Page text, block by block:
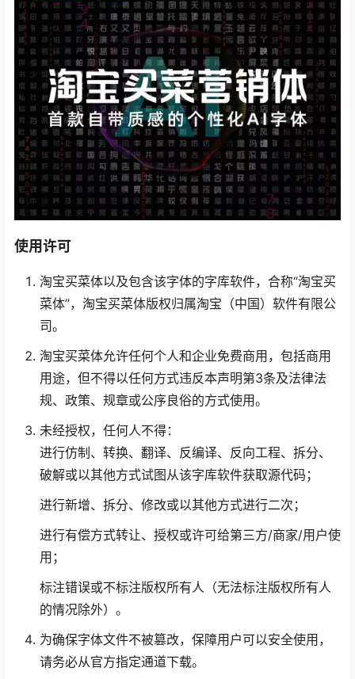
1 px
字体样式 正常
字体颜色
预览背景
使用许可
淘宝买菜体以及包含该字体的字库软件，合称“淘宝买
菜体”，淘宝买菜体版权归属淘宝（中国）软件有限公
司。
淘宝买菜体允许任何个人和企业免费商用，包括商用
用途，但不得以任何方式违反本声明第3条及法律法
规、政策、规章或公序良俗的方式使用。
未经授权，任何人不得：
进行仿制、转换、翻译、反编译、反向工程、拆分、
破解或以其他方式试图从该字库软件获取源代码；
进行新增、拆分、修改或以其他方式进行二次；
进行有偿方式转让、授权或许可给第三方/商家/用户使
用；
标注错误或不标注版权所有人（无法标注版权所有人
的情况除外）。
为确保字体文件不被篡改，保障用户可以安全使用，
请务必从官方指定通道下载。